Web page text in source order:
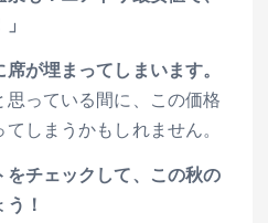
が埋まってしまいます。
思っている間に、この価格
しまうかもしれません。
チェックして、この秋の
！